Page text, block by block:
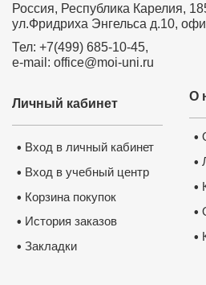
Россия, Республика Карелия,
ул.Фридриха Энгельса д.10,
Тел: +7(499) 685-10-45,
e-mail: office@moi-uni.ru
О
•
•
•
•
•
Личный кабинет
• Вход в личный кабинет
• Вход в учебный центр
• Корзина покупок
• История заказов
• Закладки